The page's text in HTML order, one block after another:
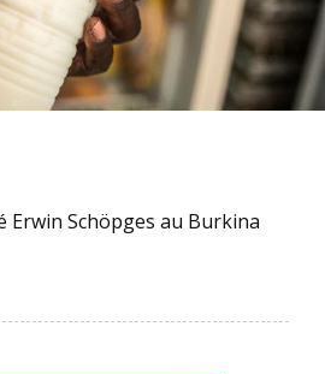
Erwin Schöpges au Burkina